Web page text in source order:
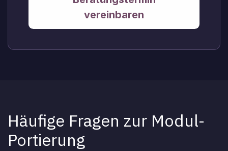
vereinbaren
Häufige Fragen zur Modul-
Portierung